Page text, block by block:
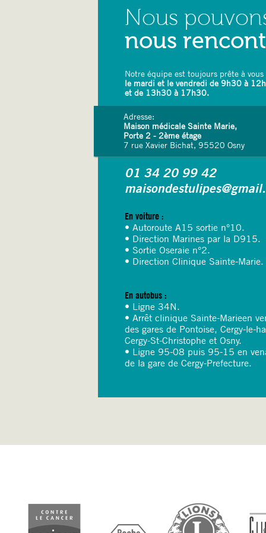
Nous
nous
Notre équipe est toujours prête à
le mardi et le vendredi de 9h30 à
et de 13h30 à 17h30.
Adresse:
Maison médicale Sainte Marie,
Porte 2 - 2ème étage
7 rue Xavier Bichat, 95520 Osny
01 34 20 99 42
En voiture :
• Autoroute A15 sortie n°10.
• Direction Marines par la D915.
• Sortie Oseraie n°2.
• Direction Clinique Sainte-Marie.
En autobus :
• Ligne 34N.
• Arrêt clinique Sainte-Marieen
des gares de Pontoise, Cergy-le-
Cergy-St-Christophe et Osny.
• Ligne 95-08 puis 95-15 en
de la gare de Cergy-Prefecture.